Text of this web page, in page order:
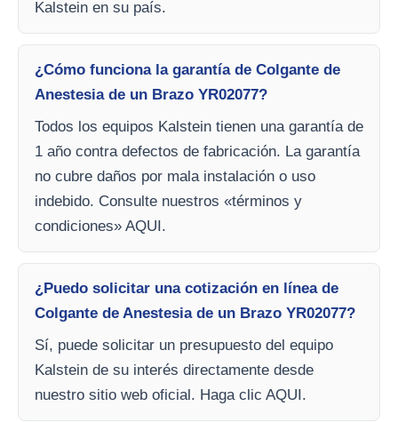
Kalstein en su país.
¿Cómo funciona la garantía de Colgante de
Anestesia de un Brazo YR02077?
Todos los equipos Kalstein tienen una garantía de
1 año contra defectos de fabricación. La garantía
no cubre daños por mala instalación o uso
indebido. Consulte nuestros «términos y
condiciones» AQUI.
¿Puedo solicitar una cotización en línea de
Colgante de Anestesia de un Brazo YR02077?
Sí, puede solicitar un presupuesto del equipo
Kalstein de su interés directamente desde
nuestro sitio web oficial. Haga clic AQUI.